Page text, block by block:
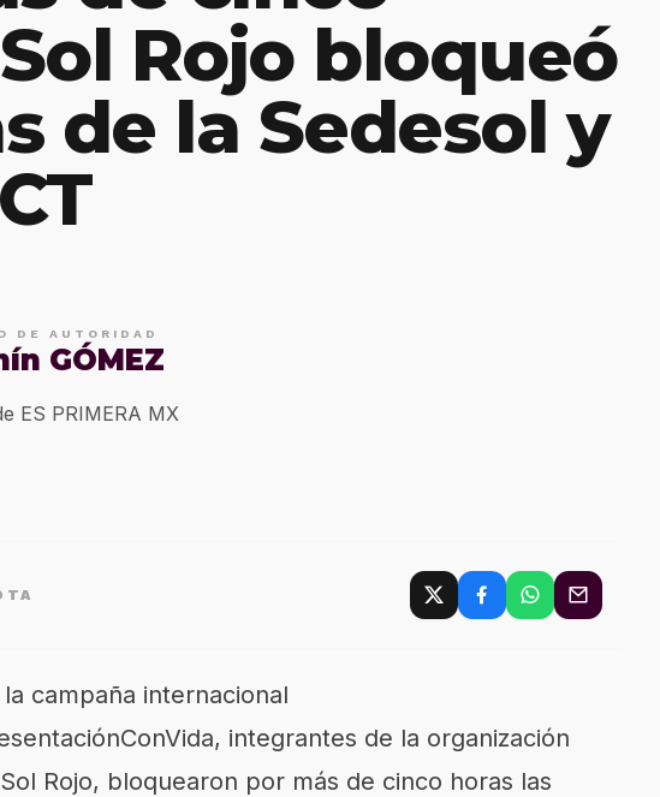
Rojo bloqueó
de la Sedesol y
DE AUTORIDAD
GÓMEZ
ES PRIMERA MX
campaña internacional
integrantes de la organización
Rojo, bloquearon por más de cinco horas las